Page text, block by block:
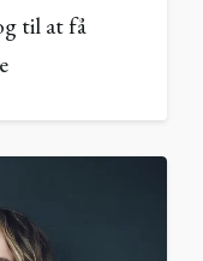
til at få